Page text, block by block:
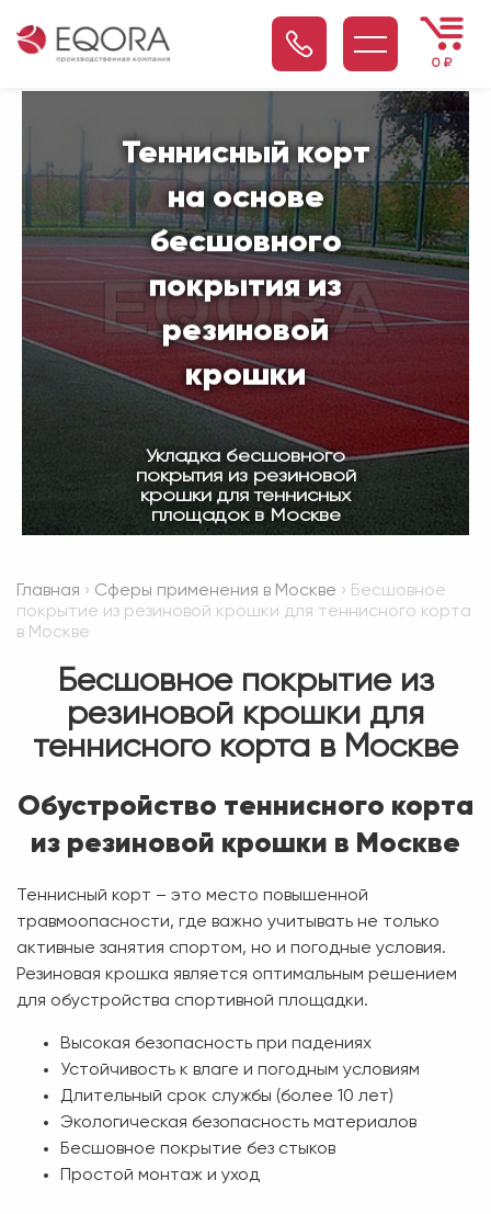
0 ₽
Теннисный корт
на основе
бесшовного
покрытия из
резиновой
крошки
Укладка бесшовного
покрытия из резиновой
крошки для теннисных
площадок в Москве
Главная › Сферы применения в Москве › Бесшовное
покрытие из резиновой крошки для теннисного корта
в Москве
Бесшовное покрытие из
резиновой крошки для
теннисного корта в Москве
Обустройство теннисного корта
из резиновой крошки в Москве
Теннисный корт – это место повышенной
травмоопасности, где важно учитывать не только
активные занятия спортом, но и погодные условия.
Резиновая крошка является оптимальным решением
для обустройства спортивной площадки.
Высокая безопасность при падениях
Устойчивость к влаге и погодным условиям
Длительный срок службы (более 10 лет)
Экологическая безопасность материалов
Бесшовное покрытие без стыков
Простой монтаж и уход